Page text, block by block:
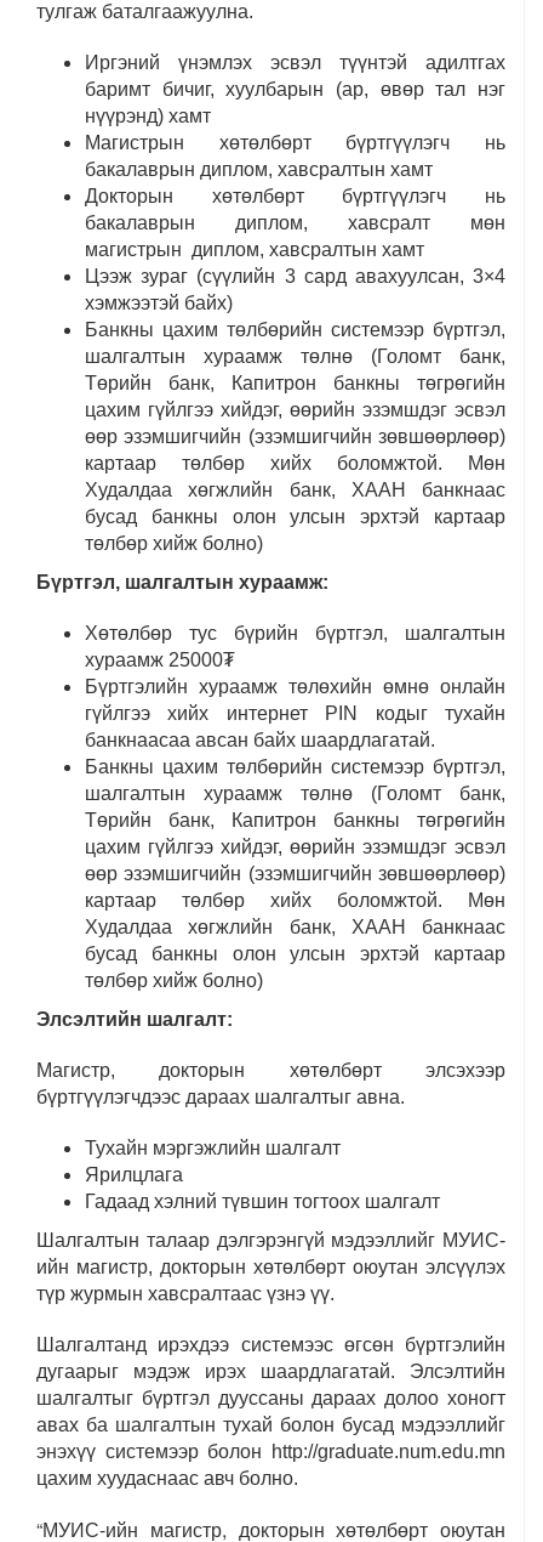
тулгаж баталгаажуулна.
Иргэний үнэмлэх эсвэл түүнтэй адилтгах
баримт бичиг, хуулбарын (ар, өвөр тал нэг
нүүрэнд) хамт
Магистрын хөтөлбөрт бүртгүүлэгч нь
бакалаврын диплом, хавсралтын хамт
Докторын хөтөлбөрт бүртгүүлэгч нь
бакалаврын диплом, хавсралт мөн
магистрын диплом, хавсралтын хамт
Цээж зураг (сүүлийн 3 сард авахуулсан, 3×4
хэмжээтэй байх)
Банкны цахим төлбөрийн системээр бүртгэл,
шалгалтын хураамж төлнө (Голомт банк,
Төрийн банк, Капитрон банкны төгрөгийн
цахим гүйлгээ хийдэг, өөрийн эзэмшдэг эсвэл
өөр эзэмшигчийн (эзэмшигчийн зөвшөөрлөөр)
картаар төлбөр хийх боломжтой. Мөн
Худалдаа хөгжлийн банк, ХААН банкнаас
бусад банкны олон улсын эрхтэй картаар
төлбөр хийж болно)
Бүртгэл, шалгалтын хураамж:
Хөтөлбөр тус бүрийн бүртгэл, шалгалтын
хураамж 25000₮
Бүртгэлийн хураамж төлөхийн өмнө онлайн
гүйлгээ хийх интернет PIN кодыг тухайн
банкнаасаа авсан байх шаардлагатай.
Банкны цахим төлбөрийн системээр бүртгэл,
шалгалтын хураамж төлнө (Голомт банк,
Төрийн банк, Капитрон банкны төгрөгийн
цахим гүйлгээ хийдэг, өөрийн эзэмшдэг эсвэл
өөр эзэмшигчийн (эзэмшигчийн зөвшөөрлөөр)
картаар төлбөр хийх боломжтой. Мөн
Худалдаа хөгжлийн банк, ХААН банкнаас
бусад банкны олон улсын эрхтэй картаар
төлбөр хийж болно)
Элсэлтийн шалгалт:
Магистр, докторын хөтөлбөрт элсэхээр
бүртгүүлэгчдээс дараах шалгалтыг авна.
Тухайн мэргэжлийн шалгалт
Ярилцлага
Гадаад хэлний түвшин тогтоох шалгалт
Шалгалтын талаар дэлгэрэнгүй мэдээллийг МУИС-
ийн магистр, докторын хөтөлбөрт оюутан элсүүлэх
түр журмын хавсралтаас үзнэ үү.
Шалгалтанд ирэхдээ системээс өгсөн бүртгэлийн
дугаарыг мэдэж ирэх шаардлагатай. Элсэлтийн
шалгалтыг бүртгэл дууссаны дараах долоо хоногт
авах ба шалгалтын тухай болон бусад мэдээллийг
энэхүү системээр болон http://graduate.num.edu.mn
цахим хуудаснаас авч болно.
“МУИС-ийн магистр, докторын хөтөлбөрт оюутан